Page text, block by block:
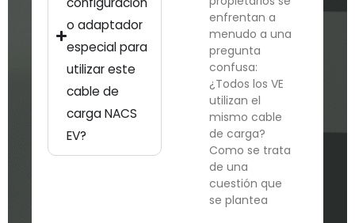
o adaptador
especial para
utilizar este
cable de
carga NACS
EV?
enfrentan a
menudo a una
pregunta
confusa:
¿Todos los VE
utilizan el
mismo cable
de carga?
Como se trata
de una
cuestión que
se plantea